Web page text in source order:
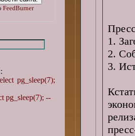
1.
2.
3.
FeedBurner
pg_sleep(7);
pg_sleep(7); --